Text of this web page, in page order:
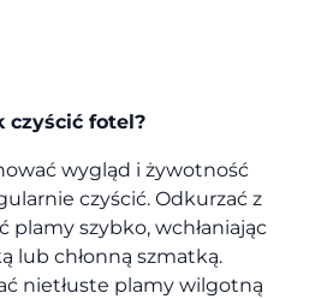
czyścić fotel?
wygląd i żywotność
czyścić. Odkurzać z
plamy szybko, wchłaniając
lub chłonną szmatką.
nietłuste plamy wilgotną